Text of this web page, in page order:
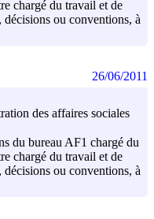
chargé du travail et de
décisions ou conventions, à
des affaires sociales
du bureau AF1 chargé du
chargé du travail et de
décisions ou conventions, à
26/06/2011